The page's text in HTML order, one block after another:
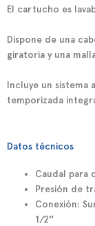
El cartucho es
Dispone de una
giratoria y una
Incluye un sistema
temporizada
Datos técnicos
Caudal para
Presión de
Conexión:
1/2″